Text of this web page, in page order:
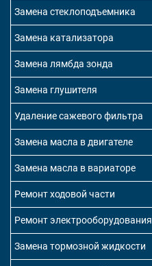
Замена стеклоподъемника
Замена катализатора
Замена лямбда зонда
Замена глушителя
Удаление сажевого фильтра
Замена масла в двигателе
Замена масла в вариаторе
Ремонт ходовой части
Ремонт электрооборудования
Замена тормозной жидкости